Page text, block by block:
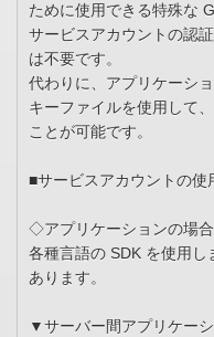
ために使用できる特殊な
サービスアカウントの認
は不要です。
代わりに、アプリケーシ
キーファイルを使用して
ことが可能です。
■サービスアカウントの使
◇アプリケーションの場合
各種言語の SDK を使用
あります。
▼サーバー間アプリケー